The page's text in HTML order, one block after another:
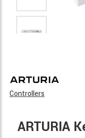
Controllers
ARTURIA